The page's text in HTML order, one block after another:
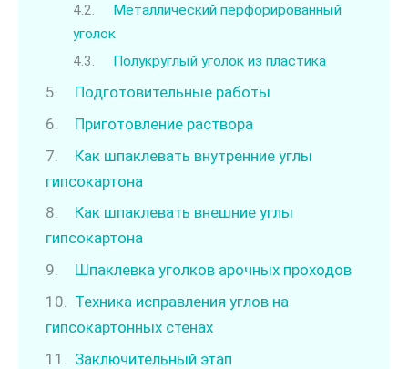
Металлический перфорированный
уголок
Полукруглый уголок из пластика
Подготовительные работы
Приготовление раствора
Как шпаклевать внутренние углы
гипсокартона
Как шпаклевать внешние углы
гипсокартона
Шпаклевка уголков арочных проходов
Техника исправления углов на
гипсокартонных стенах
Заключительный этап